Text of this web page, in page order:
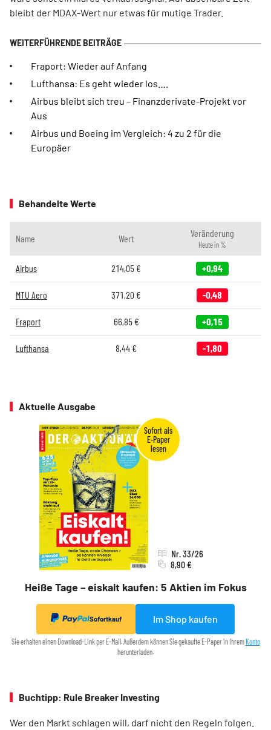
bleibt der MDAX-Wert nur etwas für mutige Trader.
Fraport: Wieder auf Anfang
Lufthansa: Es geht wieder los….
Airbus bleibt sich treu – Finanzderivate-Projekt vor
Aus
Airbus und Boeing im Vergleich: 4 zu 2 für die
Europäer
Behandelte Werte
Name Wert Veränderung
Heute in %
Airbus 214,05 € +0,94
MTU Aero 371,20 € -0,48
Fraport 66,85€ +0,15
Lufthansa 8,44 € -1,80
Aktuelle Ausgabe
Heiße Tage – eiskalt kaufen: 5 Aktien im Fokus
Nr. 33/26
8,90 €
Sofortkauf Im Shop kaufen
Sie erhalten einen Download-Link per E-Mail. Außerdem können Sie gekaufte E-Paper in IhremKonto
herunterladen.
Buchtipp: Rule Breaker Investing
Wer den Markt schlagen will, darf nicht den Regeln folgen.